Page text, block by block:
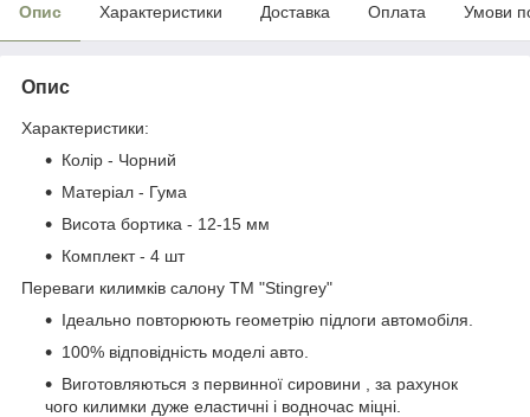
Опис Характеристики Доставка Оплата Умови
Опис
Характеристики:
Колір - Чорний
Матеріал - Гума
Висота бортика - 12-15 мм
Комплект - 4 шт
Переваги килимків салону ТМ "Stingrey"
Ідеально повторюють геометрію підлоги автомобіля.
100% відповідність моделі авто.
Виготовляються з первинної сировини , за рахунок
чого килимки дуже еластичні і водночас міцні.